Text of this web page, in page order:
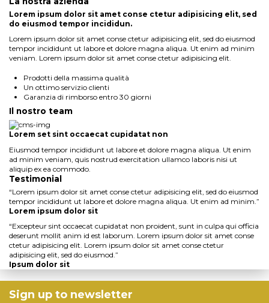
Lorem ipsum dolor sit amet conse ctetur adipisicing elit, sed
do eiusmod tempor incididun.
Lorem ipsum dolor sit amet conse ctetur adipisicing elit, sed do eiusmod
tempor incididunt ut labore et dolore magna aliqua. Ut enim ad minim
veniam. Lorem ipsum dolor sit amet conse ctetur adipisicing elit.
Prodotti della massima qualità
Un ottimo servizio clienti
Garanzia di rimborso entro 30 giorni
Il nostro team
Lorem set sint occaecat cupidatat non
Eiusmod tempor incididunt ut labore et dolore magna aliqua. Ut enim
ad minim veniam, quis nostrud exercitation ullamco laboris nisi ut
aliquip ex ea commodo.
Testimonial
“Lorem ipsum dolor sit amet conse ctetur adipisicing elit, sed do eiusmod
tempor incididunt ut labore et dolore magna aliqua. Ut enim ad minim. ”
Lorem ipsum dolor sit
“Excepteur sint occaecat cupidatat non proident, sunt in culpa qui officia
deserunt mollit anim id est laborum. Lorem ipsum dolor sit amet conse
ctetur adipisicing elit. Lorem ipsum dolor sit amet conse ctetur
adipisicing elit, sed do eiusmod.”
Ipsum dolor sit
Sign up to newsletter